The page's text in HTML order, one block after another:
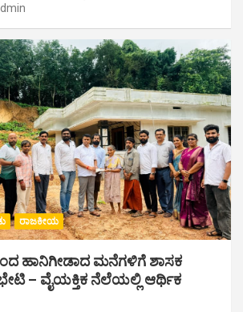
ರಾಜಕೀಯ
ಹಾನಿಗೀಡಾದ ಮನೆಗಳಿಗೆ ಶಾಸಕ
– ವೈಯಕ್ತಿಕ ನೆಲೆಯಲ್ಲಿ ಆರ್ಥಿಕ‌